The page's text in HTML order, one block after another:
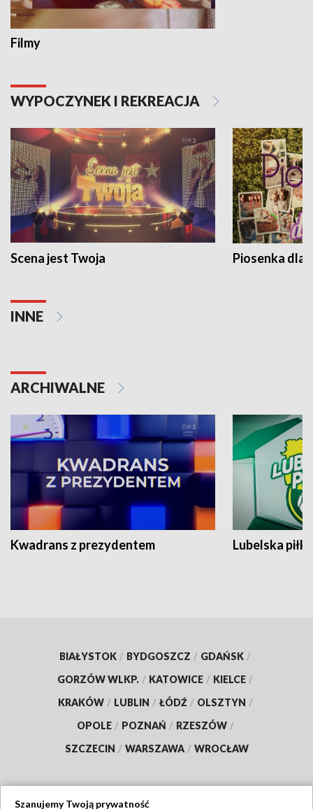
Filmy
WYPOCZYNEK I REKREACJA
Scena jest Twoja Piosenka dla
INNE
ARCHIWALNE
Kwadrans z prezydentem Lubelska piłka
BIAŁYSTOK / BYDGOSZCZ / GDAŃSK /
GORZÓW WLKP. / KATOWICE / KIELCE /
KRAKÓW / LUBLIN / ŁÓDŹ / OLSZTYN /
OPOLE / POZNAŃ / RZESZÓW /
SZCZECIN / WARSZAWA / WROCŁAW
Szanujemy Twoją prywatność